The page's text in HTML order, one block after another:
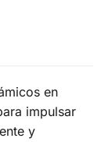
en
impulsar
y